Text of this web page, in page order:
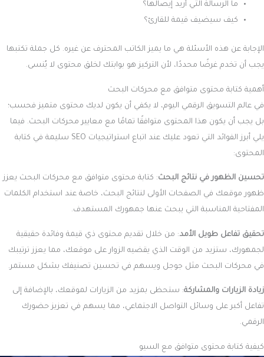
ما الرسالة التي أريد إيصالها؟
كيف سيضيف قيمة للقارئ؟
الإجابة عن هذه الأسئلة هي ما يميز الكاتب المحترف عن غيره. كل جملة تكتبها
يجب أن تخدم غرضًا محددًا، لأن التركيز هو بوابتك لخلق محتوى لا يُنسى.
أهمية كتابة محتوى متوافق مع محركات البحث
في عالم التسويق الرقمي اليوم، لا يكفي أن يكون لديك محتوى متميز فحسب؛
بل يجب أن يكون هذا المحتوى متوافقًا تمامًا مع معايير محركات البحث. فيما
يلي أبرز الفوائد التي تعود عليك عند اتباع استراتيجيات SEO سليمة في كتابة
المحتوى:
تحسين الظهور في نتائج البحث: كتابة محتوى متوافق مع محركات البحث يعزز
ظهور موقعك في الصفحات الأولى لنتائج البحث، خاصة عند استخدام الكلمات
المفتاحية المناسبة التي يبحث عنها جمهورك المستهدف.
تحقيق تفاعل طويل الأمد: من خلال تقديم محتوى ذي قيمة وفائدة حقيقية
لجمهورك، ستزيد من الوقت الذي يقضيه الزوار على موقعك، مما يعزز ترتيبك
في محركات البحث مثل جوجل ويسهم في تحسين تصنيفك بشكل مستمر.
زيادة الزيارات والمشاركة: ستحظى بمزيد من الزيارات لموقعك، بالإضافة إلى
تفاعل أكبر على وسائل التواصل الاجتماعي، مما يسهم في تعزيز حضورك
الرقمي.
كيفية كتابة محتوى متوافق مع السيو